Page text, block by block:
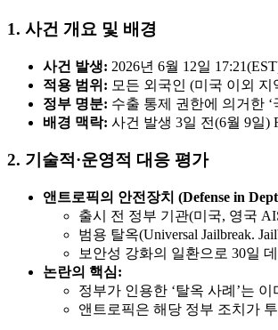
1. 사건 개요 및 배경
사건 발생: 2026년 6월 12일
적용 범위: 모든 외국인 (미국 이외
정부 명분: 수출 통제 권한에 의거한
배경 맥락: 사건 발생 3일 전(6월 9일)
2. 기술적·운영적 대응 평가
앤트로픽의 안전장치 (Defense in
출시 전 정부 기관(미국, 영국
범용 탈옥(Universal Jailbreak.
보안성 강화의 일환으로 30일
논란의 핵심:
정부가 인용한 ‘탈옥 사례’는
앤트로픽은 해당 정부 조치가